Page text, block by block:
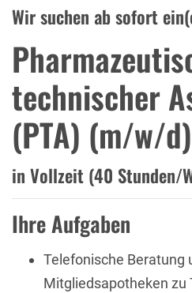
Wir suchen ab sofort
technischer
(PTA) (m/w/d)
in Vollzeit (40 Stunden/
Ihre Aufgaben
Telefonische Beratung
Mitgliedsapotheken zu